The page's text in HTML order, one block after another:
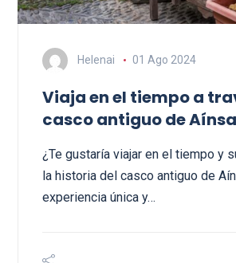
Helenai 01 Ago 2024
Viaja en el tiempo a
casco antiguo de
¿Te gustaría viajar en el tiempo y
la historia del casco antiguo de
experiencia única y…